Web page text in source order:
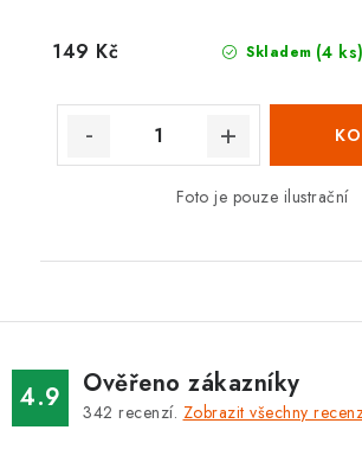
Skladem (4 ks)
149 Kč
Foto je pouze ilustrační
4.9 Ověřeno zákazníky
342 recenzí. Zobrazit všechny